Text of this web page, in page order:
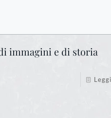
immagini e di storia